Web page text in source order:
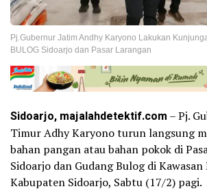
Pj.Gubernur Jatim Andhy Karyono Lakukan
BULOG Sidoarjo dan Pasar Larangan
Sidoarjo, majalahdetektif.com – Pj.
Timur Adhy Karyono turun langsung
bahan pangan atau bahan pokok di
Sidoarjo dan Gudang Bulog di Kawasan
Kabupaten Sidoarjo, Sabtu (17/2) pagi.